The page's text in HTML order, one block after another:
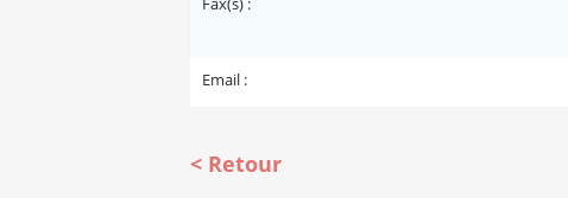
Email :
Retour